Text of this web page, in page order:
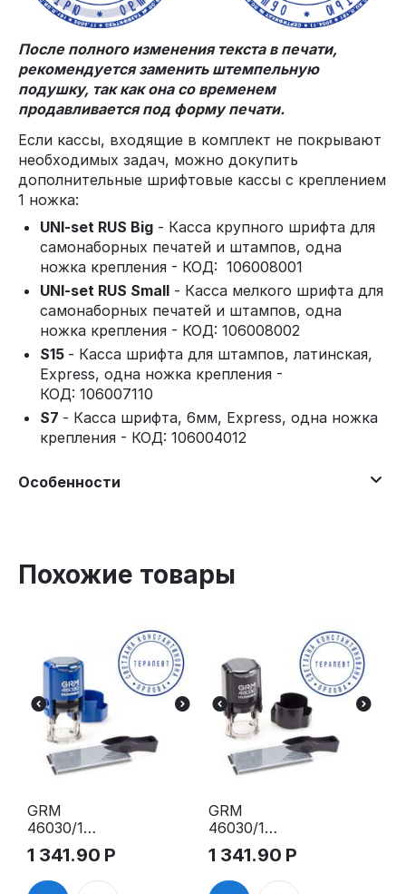
После полного изменения текста в печати,
рекомендуется заменить штемпельную
подушку, так как она со временем
продавливается под форму печати.
Если кассы, входящие в комплект не покрывают
необходимых задач, можно докупить
дополнительные шрифтовые кассы с креплением
1 ножка:
UNI-set RUS Big - Касса крупного шрифта для
самонаборных печатей и штампов, одна
ножка крепления - КОД: 106008001
UNI-set RUS Small - Касса мелкого шрифта для
самонаборных печатей и штампов, одна
ножка крепления - КОД: 106008002
S15 - Касса шрифта для штампов, латинская,
Express, одна ножка крепления -
КОД: 106007110
S7 - Касса шрифта, 6мм, Express, одна ножка
крепления - КОД: 106004012
Особенности
Похожие товары
GRM
46030/1
HUMMER,
самонаборн
ая печать
1 341.90 Р
GRM
46030/1
HUMMER,
самонаборн
ая печать, 1
1 341.90 Р